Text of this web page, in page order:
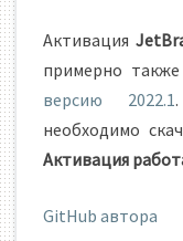
Активация
примерно
версию 2022.1
необходимо
Активация
GitHub автора